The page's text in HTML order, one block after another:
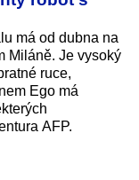
má od dubna na
Miláně. Je vysoký
ruce,
Ego má
AFP.